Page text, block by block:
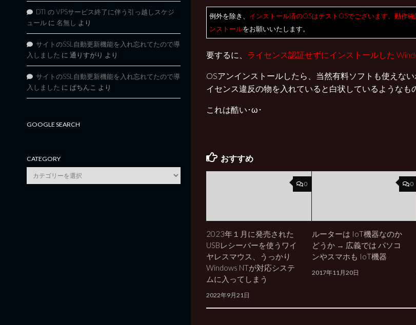
例外を除き、 インストール済のOSはテストOSでございます。動作
ンストールをお願いいたします。
要するに、 ライセンス認証せずにインストールした
OSアンインストールしたら、当然有料ソフトも使えな
イセンス違反の物を入れていると白状しているようなも
これは酷い･ω･
おすすめ
0
2023年１月に発売された
USBレシーバーを使うワイ
ヤレスマウス、うっかり
Windows NTが対応システ
ムに入ってしまう
2022年9月21日
0
ルーターは IoT機器なのか
どうか → 広義では パソコ
ンやスマホも IoT機器
2017年11月20日
DTI の VPSサービス終了に伴う引っ越しスケジ
ュール に 名無し より
サイトのSSL自動更新機能を入れ忘れてたので導
入しました に 通りすがり より
サイトのSSL自動更新機能を入れ忘れてたので導
入しました に ぱちんこ より
GOOGLE SEARCH
CATEGORY
category